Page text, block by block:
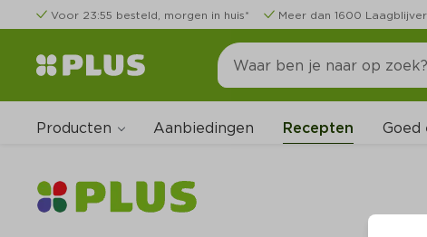
Voor 23:55 besteld, morgen in huis* Meer dan 1600
Producten Aanbiedingen Recepten Goed